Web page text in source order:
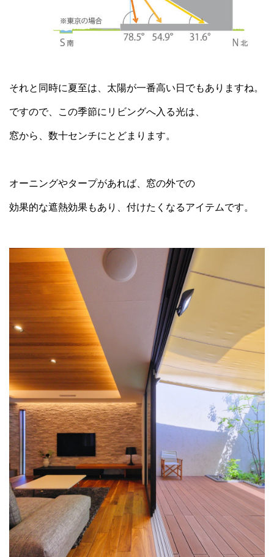
それと同時に夏至は、太陽が一番高い日でもありますね。
ですので、この季節にリビングへ入る光は、
窓から、数十センチにとどまります。
オーニングやタープがあれば、窓の外での
効果的な遮熱効果もあり、付けたくなるアイテムです。